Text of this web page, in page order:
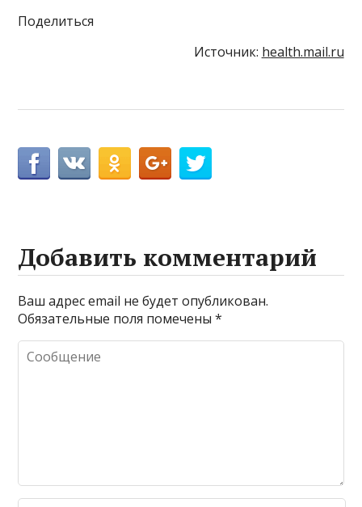
Поделиться
Источник: health.mail.ru
Добавить комментарий
Ваш адрес email не будет опубликован.
Обязательные поля помечены*